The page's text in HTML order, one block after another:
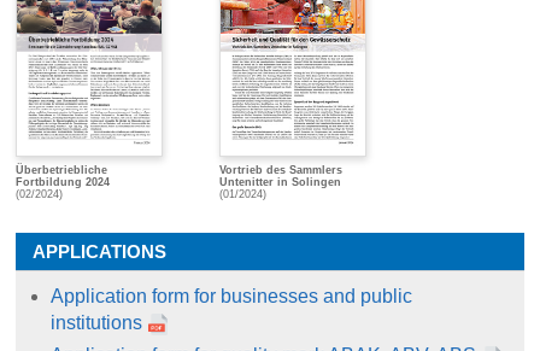
Überbetriebliche
Fortbildung 2024
(02/2024)
Vortrieb des Sammlers
Untenitter in Solingen
(01/2024)
APPLICATIONS
Application form for businesses and public
institutions